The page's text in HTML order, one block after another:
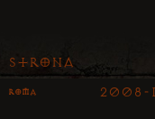
Strona
Roma 2008-